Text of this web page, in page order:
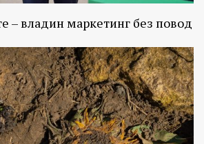
– владин маркетинг без повод